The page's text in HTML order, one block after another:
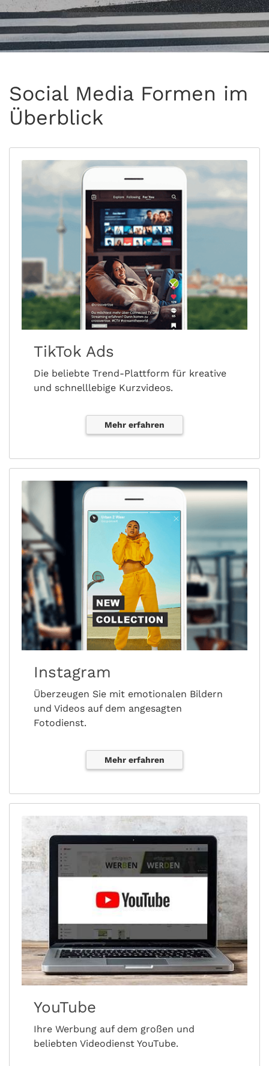
Social Media Formen im
Überblick
TikTok Ads
Die beliebte Trend-Plattform für kreative
und schnelllebige Kurzvideos.
Mehr erfahren
Instagram
Überzeugen Sie mit emotionalen Bildern
und Videos auf dem angesagten
Fotodienst.
Mehr erfahren
YouTube
Ihre Werbung auf dem großen und
beliebten Videodienst YouTube.